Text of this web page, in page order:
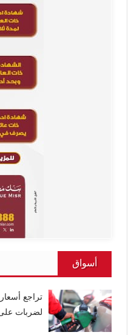
أسواق
تراجع أسعار
لضربات